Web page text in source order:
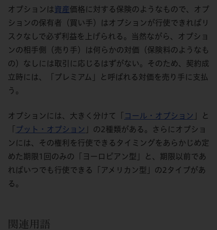
オプションは資産価格に対する保険のようなもので、オプ
ションの保有者（買い手）はオプションが行使できればリ
スクなしで必ず利益を上げられる。当然ながら、オプショ
ンの相手側（売り手）は何らかの対価（保険料のようなも
の）なしには取引に応じるはずがない。そのため、契約成
立時には、「プレミアム」と呼ばれる対価を売り手に支払
う。
オプションには、大きく分けて「 コール・オプション
」と
プット・オプション
」の2種類がある。さらにオプショ
ンには、その権利を行使できるタイミングをあらかじめ定
めた期限1回のみの「ヨーロピアン型」と、期限以前であ
ればいつでも行使できる「アメリカン型」の2タイプがあ
る。
関連用語